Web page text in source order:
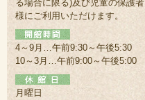
る場合に限る)及び児童の保護者
様にご利用いただけます。
4～9月…午前9:30～午後5:30
10～3月…午前9:00～午後5:00
月曜日